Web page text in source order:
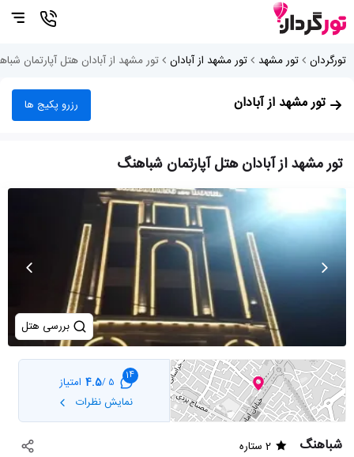
تورگردان تور مشهد تور مشهد از آبادان تور مشهد از آبادان هتل آپارتمان
تور مشهد از آبادان رزرو پکیج ها
تور مشهد از آبادان هتل آپارتمان شباهنگ
بررسی هتل
14
5 /
4.5 امتیاز
نمایش نظرات
شباهنگ
2 ستاره